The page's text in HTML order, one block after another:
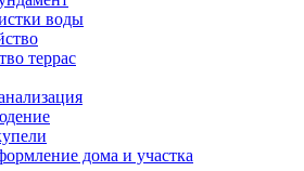
воды
террас
дома и участка